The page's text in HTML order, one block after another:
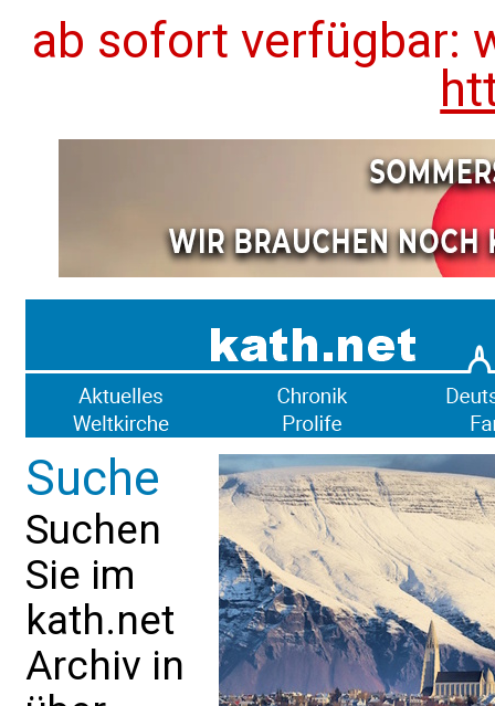
ab sofort verfügbar:
Suche
Suchen
Sie im
kath.net
Archiv in